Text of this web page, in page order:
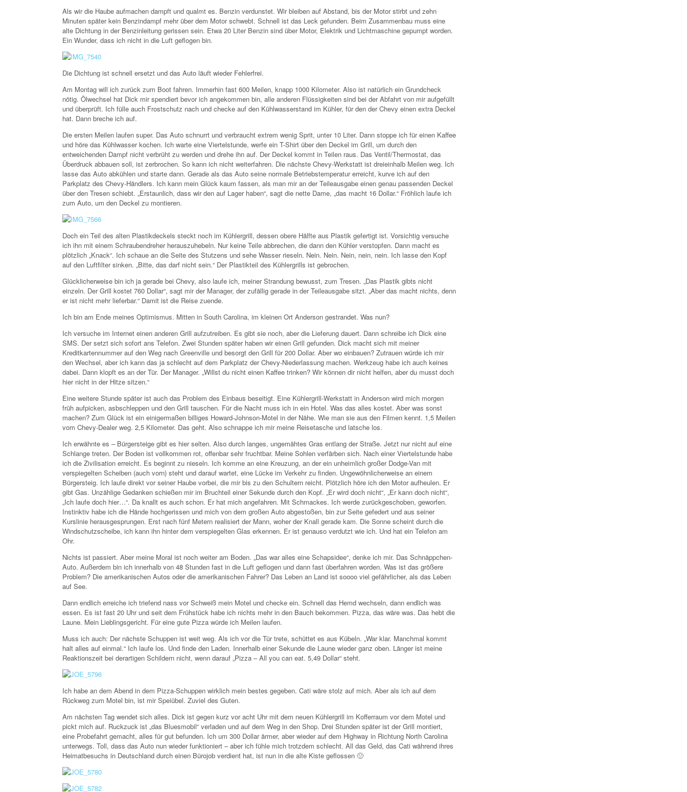
Als wir die Haube aufmachen dampft und qualmt es. Benzin verdunstet. Wir bleiben auf Abstand, bis der Motor stirbt und zehn
Minuten später kein Benzindampf mehr über dem Motor schwebt. Schnell ist das Leck gefunden. Beim Zusammenbau muss eine
alte Dichtung in der Benzinleitung gerissen sein. Etwa 20 Liter Benzin sind über Motor, Elektrik und Lichtmaschine gepumpt worden.
Ein Wunder, dass ich nicht in die Luft geflogen bin.
Die Dichtung ist schnell ersetzt und das Auto läuft wieder Fehlerfrei.
Am Montag will ich zurück zum Boot fahren. Immerhin fast 600 Meilen, knapp 1000 Kilometer. Also ist natürlich ein Grundcheck
nötig. Ölwechsel hat Dick mir spendiert bevor ich angekommen bin, alle anderen Flüssigkeiten sind bei der Abfahrt von mir aufgefüllt
und überprüft. Ich fülle auch Frostschutz nach und checke auf den Kühlwasserstand im Kühler, für den der Chevy einen extra Deckel
hat. Dann breche ich auf.
Die ersten Meilen laufen super. Das Auto schnurrt und verbraucht extrem wenig Sprit, unter 10 Liter. Dann stoppe ich für einen Kaffee
und höre das Kühlwasser kochen. Ich warte eine Viertelstunde, werfe ein T-Shirt über den Deckel im Grill, um durch den
entweichenden Dampf nicht verbrüht zu werden und drehe ihn auf. Der Deckel kommt in Teilen raus. Das Ventil/Thermostat, das
Überdruck abbauen soll, ist zerbrochen. So kann ich nicht weiterfahren. Die nächste Chevy-Werkstatt ist dreieinhalb Meilen weg. Ich
lasse das Auto abkühlen und starte dann. Gerade als das Auto seine normale Betriebstemperatur erreicht, kurve ich auf den
Parkplatz des Chevy-Händlers. Ich kann mein Glück kaum fassen, als man mir an der Teileausgabe einen genau passenden Deckel
über den Tresen schiebt. „Erstaunlich, dass wir den auf Lager haben“, sagt die nette Dame, „das macht 16 Dollar.“ Fröhlich laufe ich
zum Auto, um den Deckel zu montieren.
Doch ein Teil des alten Plastikdeckels steckt noch im Kühlergrill, dessen obere Hälfte aus Plastik gefertigt ist. Vorsichtig versuche
ich ihn mit einem Schraubendreher herauszuhebeln. Nur keine Teile abbrechen, die dann den Kühler verstopfen. Dann macht es
plötzlich „Knack“. Ich schaue an die Seite des Stutzens und sehe Wasser rieseln. Nein. Nein. Nein, nein, nein. Ich lasse den Kopf
auf den Luftfilter sinken. „Bitte, das darf nicht sein.“ Der Plastikteil des Kühlergrills ist gebrochen.
Glücklicherweise bin ich ja gerade bei Chevy, also laufe ich, meiner Strandung bewusst, zum Tresen. „Das Plastik gibts nicht
einzeln. Der Grill kostet 760 Dollar“, sagt mir der Manager, der zufällig gerade in der Teileausgabe sitzt. „Aber das macht nichts, denn
er ist nicht mehr lieferbar.“ Damit ist die Reise zuende.
Ich bin am Ende meines Optimismus. Mitten in South Carolina, im kleinen Ort Anderson gestrandet. Was nun?
Ich versuche im Internet einen anderen Grill aufzutreiben. Es gibt sie noch, aber die Lieferung dauert. Dann schreibe ich Dick eine
SMS. Der setzt sich sofort ans Telefon. Zwei Stunden später haben wir einen Grill gefunden. Dick macht sich mit meiner
Kreditkartennummer auf den Weg nach Greenville und besorgt den Grill für 200 Dollar. Aber wo einbauen? Zutrauen würde ich mir
den Wechsel, aber ich kann das ja schlecht auf dem Parkplatz der Chevy-Niederlassung machen. Werkzeug habe ich auch keines
dabei. Dann klopft es an der Tür. Der Manager. „Willst du nicht einen Kaffee trinken? Wir können dir nicht helfen, aber du musst doch
hier nicht in der Hitze sitzen.“
Eine weitere Stunde später ist auch das Problem des Einbaus beseitigt. Eine Kühlergrill-Werkstatt in Anderson wird mich morgen
früh aufpicken, asbschleppen und den Grill tauschen. Für die Nacht muss ich in ein Hotel. Was das alles kostet. Aber was sonst
machen? Zum Glück ist ein einigermaßen billiges Howard-Johnson-Motel in der Nähe. Wie man sie aus den Filmen kennt. 1,5 Meilen
vom Chevy-Dealer weg. 2,5 Kilometer. Das geht. Also schnappe ich mir meine Reisetasche und latsche los.
Ich erwähnte es – Bürgersteige gibt es hier selten. Also durch langes, ungemähtes Gras entlang der Straße. Jetzt nur nicht auf eine
Schlange treten. Der Boden ist vollkommen rot, offenbar sehr fruchtbar. Meine Sohlen verfärben sich. Nach einer Viertelstunde habe
ich die Zivilisation erreicht. Es beginnt zu nieseln. Ich komme an eine Kreuzung, an der ein unheimlich großer Dodge-Van mit
verspiegelten Scheiben (auch vorn) steht und darauf wartet, eine Lücke im Verkehr zu finden. Ungewöhnlicherweise an einem
Bürgersteig. Ich laufe direkt vor seiner Haube vorbei, die mir bis zu den Schultern reicht. Plötzlich höre ich den Motor aufheulen. Er
gibt Gas. Unzählige Gedanken schießen mir im Bruchteil einer Sekunde durch den Kopf. „Er wird doch nicht“, „Er kann doch nicht“,
„Ich laufe doch hier…“. Da knallt es auch schon. Er hat mich angefahren. Mit Schmackes. Ich werde zurückgeschoben, geworfen.
Instinktiv habe ich die Hände hochgerissen und mich von dem großen Auto abgestoßen, bin zur Seite gefedert und aus seiner
Kurslinie herausgesprungen. Erst nach fünf Metern realisiert der Mann, woher der Knall gerade kam. Die Sonne scheint durch die
Windschutzscheibe, ich kann ihn hinter dem verspiegelten Glas erkennen. Er ist genauso verdutzt wie ich. Und hat ein Telefon am
Ohr.
Nichts ist passiert. Aber meine Moral ist noch weiter am Boden. „Das war alles eine Schapsidee“, denke ich mir. Das Schnäppchen-
Auto. Außerdem bin ich innerhalb von 48 Stunden fast in die Luft geflogen und dann fast überfahren worden. Was ist das größere
Problem? Die amerikanischen Autos oder die amerikanischen Fahrer? Das Leben an Land ist soooo viel gefährlicher, als das Leben
auf See.
Dann endlich erreiche ich triefend nass vor Schweiß mein Motel und checke ein. Schnell das Hemd wechseln, dann endlich was
essen. Es ist fast 20 Uhr und seit dem Frühstück habe ich nichts mehr in den Bauch bekommen. Pizza, das wäre was. Das hebt die
Laune. Mein Lieblingsgericht. Für eine gute Pizza würde ich Meilen laufen.
Muss ich auch: Der nächste Schuppen ist weit weg. Als ich vor die Tür trete, schüttet es aus Kübeln. „War klar. Manchmal kommt
halt alles auf einmal.“ Ich laufe los. Und finde den Laden. Innerhalb einer Sekunde die Laune wieder ganz oben. Länger ist meine
Reaktionszeit bei derartigen Schildern nicht, wenn darauf „Pizza – All you can eat. 5,49 Dollar“ steht.
Ich habe an dem Abend in dem Pizza-Schuppen wirklich mein bestes gegeben. Cati wäre stolz auf mich. Aber als ich auf dem
Rückweg zum Motel bin, ist mir Speiübel. Zuviel des Guten.
Am nächsten Tag wendet sich alles. Dick ist gegen kurz vor acht Uhr mit dem neuen Kühlergrill im Kofferraum vor dem Motel und
pickt mich auf. Ruckzuck ist „das Bluesmobil“ verladen und auf dem Weg in den Shop. Drei Stunden später ist der Grill montiert,
eine Probefahrt gemacht, alles für gut befunden. Ich um 300 Dollar ärmer, aber wieder auf dem Highway in Richtung North Carolina
unterwegs. Toll, dass das Auto nun wieder funktioniert – aber ich fühle mich trotzdem schlecht. All das Geld, das Cati während ihres
Heimatbesuchs in Deutschland durch einen Bürojob verdient hat, ist nun in die alte Kiste geflossen 🙁